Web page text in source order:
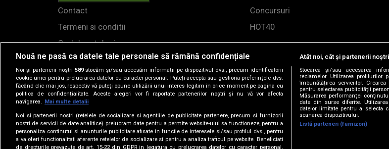
Contact
Termeni si conditii
Cod deontologic
Regulamente
Concursuri
HOT40
© 2019-2026 DOGAN MEDIA INTERNATIONAL SA,
Nouă ne pasă ca datele tale personale să rămână confidențiale
Noi și partenerii noștri 589stocăm și/sau accesăm informații pe dispozitivul dvs., precum identificatorii
cookie unici pentru prelucrarea datelor cu caracter personal. Puteți accepta sau gestiona preferințele dvs.
făcând clic mai jos, respectiv vă puteți opune utilizării unui interes legitim în orice moment pe pagina cu
politica de confidențialitate. Aceste alegeri vor fi raportate partenerilor noștri și nu vă vor afecta
navigarea.
Mai multe detalii
Noi si partenerii nostri (retelele de socializare si agentiile de publicitate partenere, precum si furnizorii
nostri de servicii de date analitice) prelucram date pentru a permite website-ului sa functioneze, pentru a
personaliza continutul si anunturile publicitare afisate in functie de interesele si/sau profilul dvs., pentru
a va oferi functionalitati aferente retelelor de socializare si pentru a analiza traficul pe website. Beneficiati
de drepturile prevazute de art. 15-22 din GDPR in legatura cu prelucrarea datelor cu caracter personal.
Atât noi, cât și partenerii
Stocarea și/sau accesarea
reclamelor. Utilizarea profilurilor
îmbunătățirea serviciilor.
pentru selectarea publicității
Măsurarea performanței
date din surse diferite.
datelor limitate pentru a selecta
scanarea dispozitivului.
Listă parteneri (furnizori)